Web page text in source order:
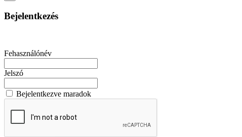
Bejelentkezés
Fehasználónév
Jelszó
Bejelentkezve maradok